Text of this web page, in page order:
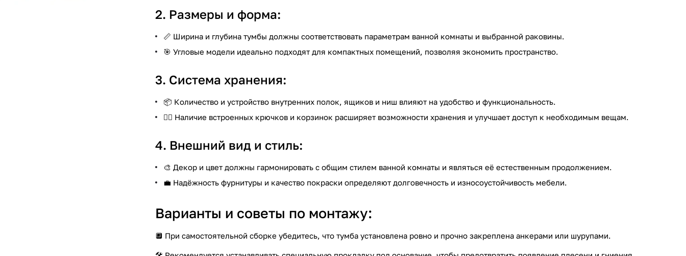
2. Размеры и форма:
📏 Ширина и глубина тумбы должны соответствовать параметрам ванной комнаты и выбранной раковины.
🎯 Угловые модели идеально подходят для компактных помещений, позволяя экономить пространство.
3. Система хранения:
📦 Количество и устройство внутренних полок, ящиков и ниш влияют на удобство и функциональность.
🏋️‍♂️ Наличие встроенных крючков и корзинок расширяет возможности хранения и улучшает доступ к необходимым вещам.
4. Внешний вид и стиль:
🎨 Декор и цвет должны гармонировать с общим стилем ванной комнаты и являться её естественным продолжением.
💼 Надёжность фурнитуры и качество покраски определяют долговечность и износоустойчивость мебели.
Варианты и советы по монтажу:
🔲 При самостоятельной сборке убедитесь, что тумба установлена ровно и прочно закреплена анкерами или шурупами.